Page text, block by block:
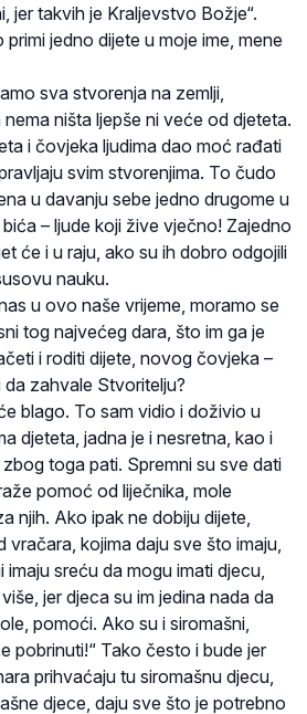
jer takvih je Kraljevstvo Božje“.
primi jedno dijete u moje ime, mene
sva stvorenja na zemlji,
ništa ljepše ni veće od djeteta.
i čovjeka ljudima dao moć rađati
svim stvorenjima. To čudo
u davanju sebe jedno drugome u
– ljude koji žive vječno! Zajedno
će i u raju, ako su ih dobro odgojili
nauku.
u ovo naše vrijeme, moramo se
tog najvećeg dara, što im ga je
i roditi dijete, novog čovjeka –
zahvale Stvoritelju?
blago. To sam vidio i doživio u
djeteta, jadna je i nesretna, kao i
toga pati. Spremni su sve dati
pomoć od liječnika, mole
njih. Ako ipak ne dobiju dijete,
vračara, kojima daju sve što imaju,
sreću da mogu imati djecu,
jer djeca su im jedina nada da
pomoći. Ako su i siromašni,
pobrinuti!“ Tako često i bude jer
prihvaćaju tu siromašnu djecu,
djece, daju sve što je potrebno